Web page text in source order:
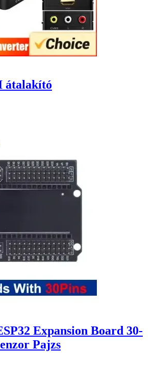
átalakító
Expansion Board 30-
Pajzs